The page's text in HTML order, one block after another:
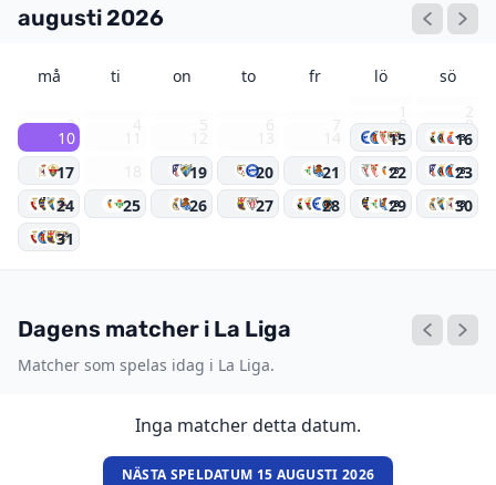
augusti 2026
må ti on to fr lö
sö
3 8 9
10 15 16
+3
17 19 20 21 22
+3 23
+3
24 25 26 27 28 29
+3 30
+3
31
Dagens matcher i La Liga
Matcher som spelas idag i La Liga.
Inga matcher detta datum.
NÄSTA SPELDATUM 15 AUGUSTI 2026